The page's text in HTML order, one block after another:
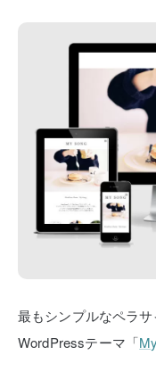
最もシンプルなペラ
WordPressテーマ「